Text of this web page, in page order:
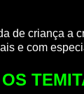
de criança a
e com
OS